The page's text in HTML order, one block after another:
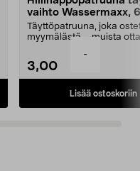
-
vaihto Wassermaxx,
Täyttöpatruuna, joka
myymälästä – muista
3,00
Lisää ostoskoriin